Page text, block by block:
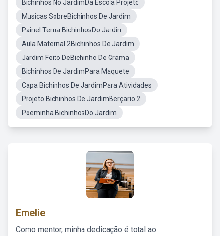
Bichinhos No JardimDa Escola Projeto
Musicas SobreBichinhos De Jardim
Painel Tema BichinhosDo Jardin
Aula Maternal 2Bichinhos De Jardim
Jardim Feito DeBichinho De Grama
Bichinhos De JardimPara Maquete
Capa Bichinhos De JardimPara Atividades
Projeto Bichinhos De JardimBerçario 2
Poeminha BichinhosDo Jardim
Emelie
Como mentor, minha dedicação é total ao